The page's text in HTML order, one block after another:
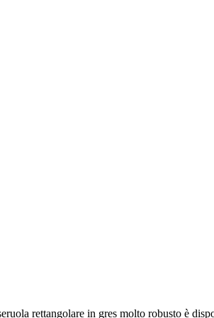
rettangolare in gres molto robusto è